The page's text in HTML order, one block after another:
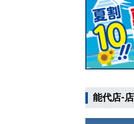
能代店-